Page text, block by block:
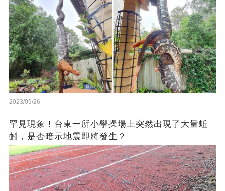
2023/09/26
罕見現象！台東一所小學操場上突然出現了大量蚯
蚓，是否暗示地震即將發生？